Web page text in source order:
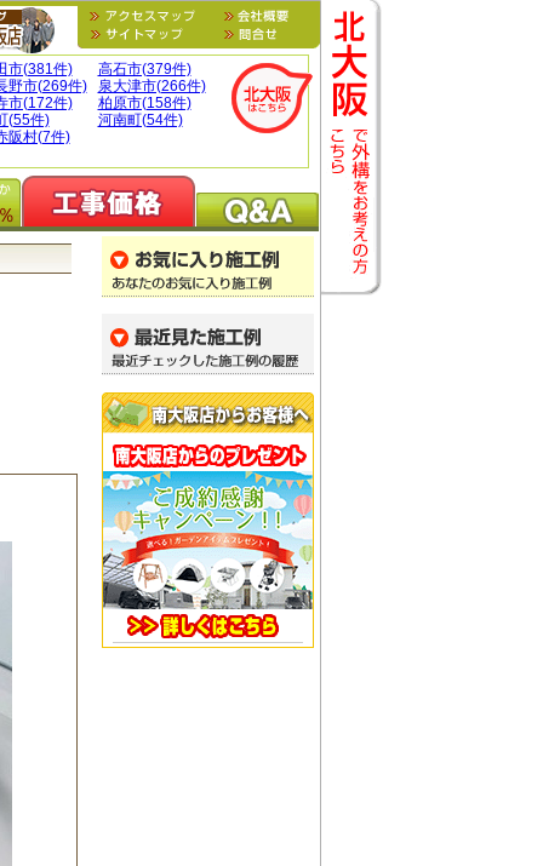
市(381件)
高石市(379件)
野市(269件)
泉大津市(266件)
市(172件)
柏原市(158件)
(55件)
河南町(54件)
阪村(7件)